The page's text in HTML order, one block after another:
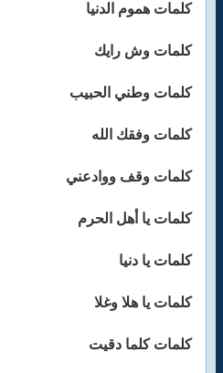
كلمات هموم الدنيا
كلمات وش رايك
كلمات وطني الحبيب
كلمات وفقك الله
كلمات وقف ووادعني
كلمات يا أهل الحرم
كلمات يا دنيا
كلمات يا هلا وغلا
كلمات كلما دقيت